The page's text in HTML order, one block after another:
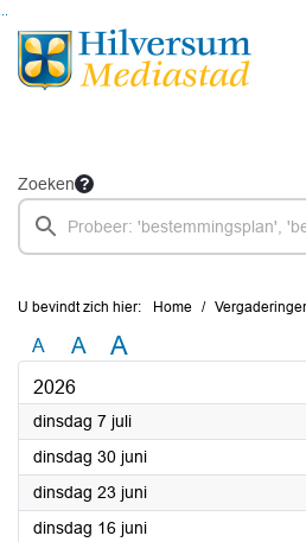
Ga naar de inhoud van deze pagina
Ga naar het zoeken
Zoeken
U bevindt zich hier: Home
A A A
2026
dinsdag 7 juli2026
dinsdag 30 juni2026
dinsdag 23 juni2026
dinsdag 16 juni2026